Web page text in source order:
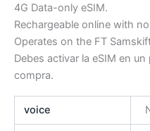
4G Data-only eSIM.
Rechargeable online with
Operates on the FT
Debes activar la eSIM en
compra.
voice